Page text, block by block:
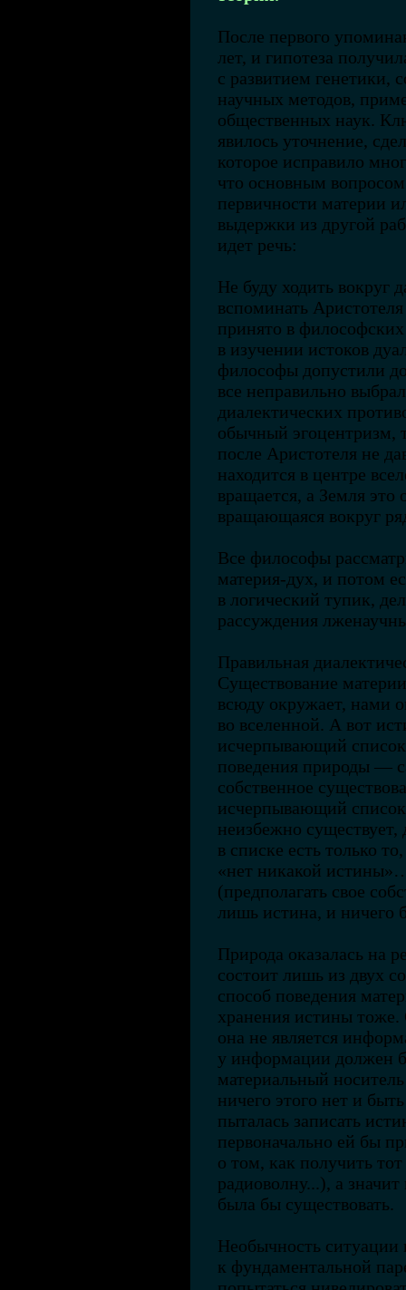
После первого
лет, и гипотеза
с развитием генетики,
научных методов,
общественных наук.
явилось уточнение,
которое исправило
что основным
первичности материи
выдержки из другой
идет речь:
Не буду ходить вокруг
вспоминать
принято в
в изучении истоков
философы допустили
все неправильно
диалектических
обычный эгоцентризм,
после Аристотеля не
находится в центре
вращается, а Земля
вращающаяся вокруг
Все философы
материя-дух, и потом
в логический тупик,
рассуждения
Правильная
Существование
всюду окружает, нами
во вселенной. А вот
исчерпывающий
поведения природы —
собственное
исчерпывающий
неизбежно
в списке есть только
«нет никакой
(предполагать свое
лишь истина, и ничего
Природа оказалась на
состоит лишь из двух
способ поведения
хранения истины
она не является
у информации должен
материальный
ничего этого нет и
пыталась записать
первоначально ей бы
о том, как получить
радиоволну...), а
была бы существовать.
Необычность ситуации
к фундаментальной